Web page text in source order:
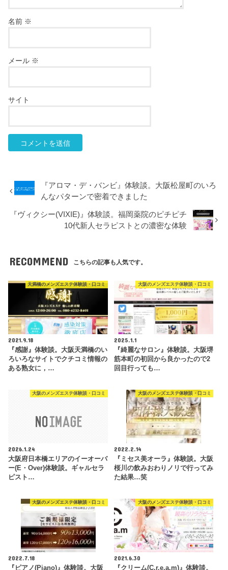
名前 ※
メール ※
サイト
『アロマ・デ・バンビ』体験談。大阪松屋町のいろ
んなパターンで密着できました
『ヴィクシー(VIXIE)』体験談。福岡薬院のピチピチ
10代新人セラピストとの濃密な体験
RECOMMEND こちらの記事も人気です。
天満橋のメンズエステ体験談・口コミ
2021.9.18
『感謝』体験談。大阪天満橋のい
ろいろなサイトでクチコミ情報の
ある熟女に，…
大阪のメンズエステ体験談・口コミ
2025.1.1
『綺麗なサロン』体験談。大阪堺
筋本町の初回から良かったので2
回目行っても…
大阪のメンズエステ体験談・口コミ
2026.1.24
大阪府日本橋エリアのイーオーバ
ー(E・Over)体験談。ギャルセラ
ピスト…
大阪のメンズエステ体験談・口コミ
2022.2.14
『ミセス美オーラ』体験談。大阪
桜川の飲みおわりノリで行ってみ
た結果…笑
大阪のメンズエステ体験談・口コミ
2022.7.18
『ピアノ(Piano)』体験談。大阪
大阪のメンズエステ体験談・口コミ
2021.6.30
『クリーム(C.r.e.a.m)』体験談。